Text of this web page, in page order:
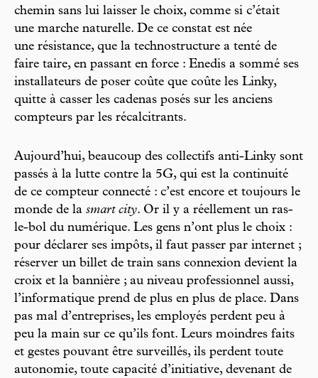
chemin sans lui laisser le choix, comme si c’était
une marche naturelle. De ce constat est née
une résistance, que la technostructure a tenté de
faire taire, en passant en force : Enedis a sommé ses
installateurs de poser coûte que coûte les Linky,
quitte à casser les cadenas posés sur les anciens
compteurs par les récalcitrants.
Aujourd’hui, beaucoup des collectifs anti-Linky sont
passés à la lutte contre la 5G, qui est la continuité
de ce compteur connecté : c’est encore et toujours le
monde de la smart city. Or il y a réellement un ras-
le-bol du numérique. Les gens n’ont plus le choix :
pour déclarer ses impôts, il faut passer par internet ;
réserver un billet de train sans connexion devient la
croix et la bannière ; au niveau professionnel aussi,
l’informatique prend de plus en plus de place. Dans
pas mal d’entreprises, les employés perdent peu à
peu la main sur ce qu’ils font. Leurs moindres faits
et gestes pouvant être surveillés, ils perdent toute
autonomie, toute capacité d’initiative, devenant de